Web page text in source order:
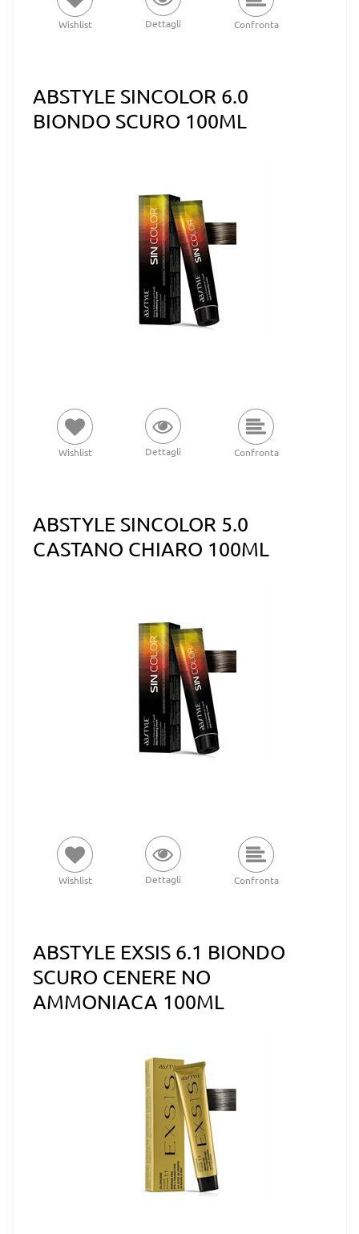
Wishlist Dettagli Confronta
ABSTYLE SINCOLOR 6.0
BIONDO SCURO 100ML
Wishlist Dettagli Confronta
ABSTYLE SINCOLOR 5.0
CASTANO CHIARO 100ML
Wishlist Dettagli Confronta
ABSTYLE EXSIS 6.1 BIONDO
SCURO CENERE NO
AMMONIACA 100ML